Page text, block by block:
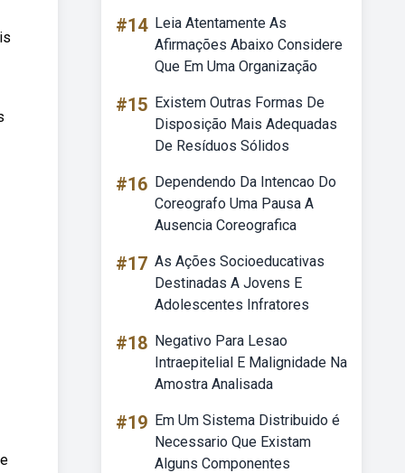
#14 Leia Atentamente As
Afirmações Abaixo Considere
Que Em Uma Organização
#15 Existem Outras Formas De
Disposição Mais Adequadas
De Resíduos Sólidos
#16 Dependendo Da Intencao Do
Coreografo Uma Pausa A
Ausencia Coreografica
#17 As Ações Socioeducativas
Destinadas A Jovens E
Adolescentes Infratores
#18 Negativo Para Lesao
Intraepitelial E Malignidade Na
Amostra Analisada
#19 Em Um Sistema Distribuido é
Necessario Que Existam
Alguns Componentes